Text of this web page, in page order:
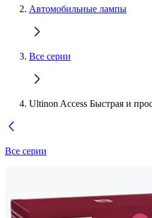
Автомобильные лампы
Все серии
Ultinon Access Быстрая и
Все серии